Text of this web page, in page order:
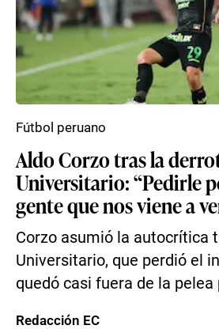
Aldo Corzo tras la
Universitario: “Pedirle
gente que nos viene a
Corzo asumió la autocrítica
Universitario, que perdió el
quedó casi fuera de la
Fútbol peruano
Redacción EC